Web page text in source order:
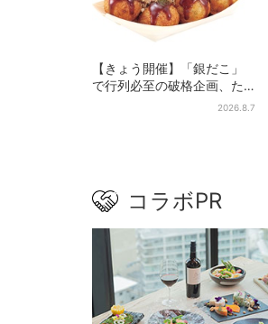
【きょう開催】「銀だこ」
で行列必至の破格企画、た
こ焼き1舟が88円に「今年こ
2026.8.7
コラボPR